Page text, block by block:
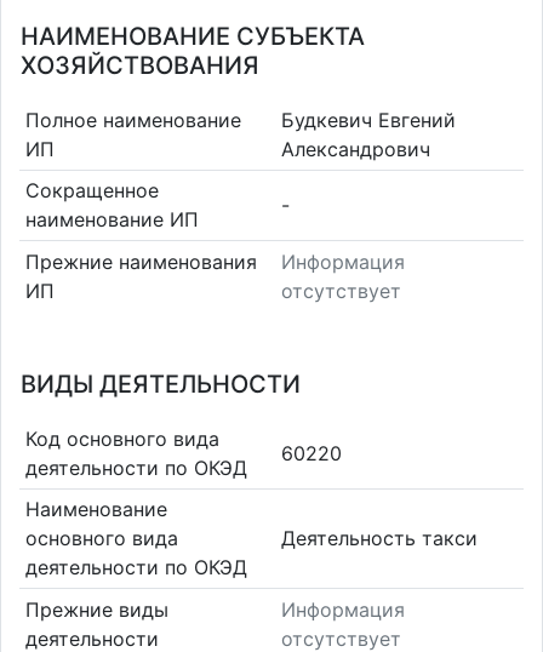
НАИМЕНОВАНИЕ СУБЪЕКТА
ХОЗЯЙСТВОВАНИЯ
Полное наименование
ИП
Будкевич Евгений
Александрович
Сокращенное
наименование ИП
-
Прежние наименования
ИП
Информация
отсутствует
ВИДЫ ДЕЯТЕЛЬНОСТИ
Код основного вида
деятельности по ОКЭД
60220
Наименование
основного вида
деятельности по ОКЭД
Деятельность такси
Прежние виды
деятельности
Информация
отсутствует